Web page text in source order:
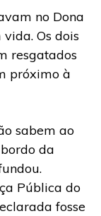
no Dona
Os dois
resgatados
próximo à
sabem ao
da
Pública do
fosse